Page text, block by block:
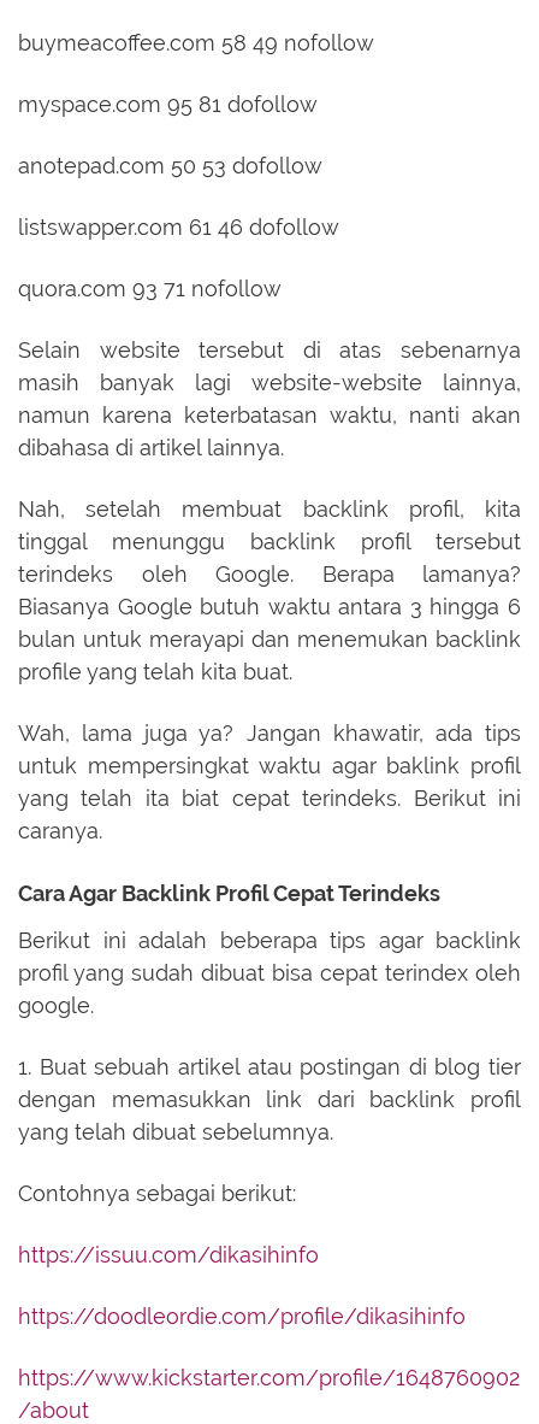
buymeacoffee.com 58 49 nofollow
myspace.com 95 81 dofollow
anotepad.com 50 53 dofollow
listswapper.com 61 46 dofollow
quora.com 93 71 nofollow
Selain website tersebut di atas sebenarnya
masih banyak lagi website-website lainnya,
namun karena keterbatasan waktu, nanti akan
dibahasa di artikel lainnya.
Nah, setelah membuat backlink profil, kita
tinggal menunggu backlink profil tersebut
terindeks oleh Google. Berapa lamanya?
Biasanya Google butuh waktu antara 3 hingga 6
bulan untuk merayapi dan menemukan backlink
profile yang telah kita buat.
Wah, lama juga ya? Jangan khawatir, ada tips
untuk mempersingkat waktu agar baklink profil
yang telah ita biat cepat terindeks. Berikut ini
caranya.
Cara Agar Backlink Profil Cepat Terindeks
Berikut ini adalah beberapa tips agar backlink
profil yang sudah dibuat bisa cepat terindex oleh
google.
1. Buat sebuah artikel atau postingan di blog tier
dengan memasukkan link dari backlink profil
yang telah dibuat sebelumnya.
Contohnya sebagai berikut:
https://issuu.com/dikasihinfo
https://doodleordie.com/profile/dikasihinfo
https://www.kickstarter.com/profile/1648760902
/about